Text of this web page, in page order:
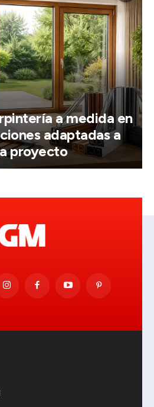
a medida en
adaptadas a
proyecto